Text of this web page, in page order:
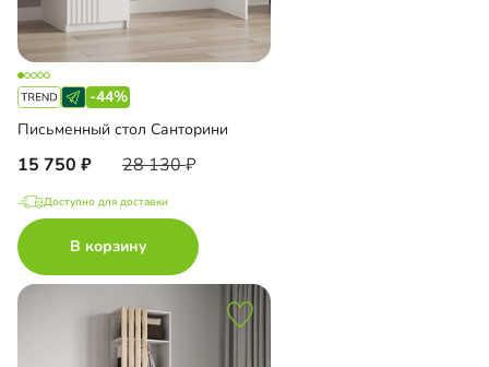
-44%
Письменный стол Санторини
15 750 28 130
Доступно для доставки
В корзину